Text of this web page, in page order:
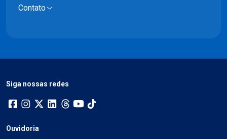
Contato
Siga nossas redes
Ouvidoria